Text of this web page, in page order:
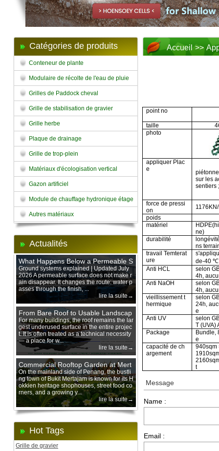
Catégories de produits
Conteneur de plante
Modulaire de récolte de l'eau de pluie
Grilles de Paddock cheval
Grille de stabilisation de gravier
Grille herbe
Plaque de drainage
Grille de trop-plein
Matériaux d'écologisation vertical
Gazon artificiel
Module de chauffage hydronique étage
Autres matériaux
Actualités
What Happens Below a Permeable S
urface During Heavy Rain?
Ground systems explained | Updated July
2026 A permeable surface does not make r
ain disappear. It changes the route: water p
asses through the finish, ...
lire la suite→
From Bare Roof to Usable Landscap
e: Designing with 200 mm Green Ro
of Trays
For many buildings, the roof remains the lar
gest underused surface in the entire projec
t. It is often treated as a technical necessity
— a place for w...
lire la suite→
Commercial Rooftop Garden at Mert
ajam Urban Mall, Penang Mainland
On the mainland side of Penang, the bustli
ng town of Bukit Mertajam is known for its H
okkien heritage shophouses, street food co
rners, and a growing y...
lire la suite→
Hot Tags
Grille de gravier
Accueil >>
point no
taille
photo
appliquer Plac
e
sur les
sentiers
force de pressi
on
poids
matériel
ne)
durabilité
ns
travail Temterat
ure
de-40
Anti HCL
selon
4h,
Anti NaOH
selon
4h,
vieillissement t
hermique
selon
24h,
e
Anti UV
selon
T (UVA)
Package
Bundle,
e
capacité de ch
argement
940sqm
t
Message
Name :
Email :